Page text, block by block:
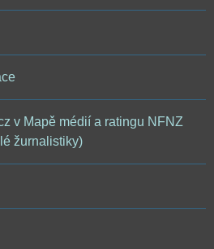
v Mapě médií a ratingu NFNZ
žurnalistiky)